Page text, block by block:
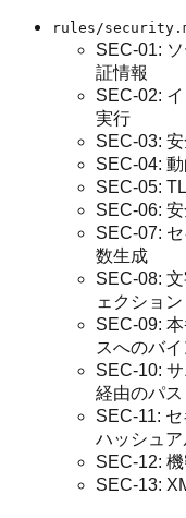
rules/
SEC-01:
証情報
SEC-02:
実行
SEC-03:
SEC-04:
SEC-05:
SEC-06:
SEC-07:
数生成
SEC-08:
ェクション
SEC-09:
スへのバ
SEC-10:
経由のパ
SEC-11:
ハッシュ
SEC-12:
SEC-13: